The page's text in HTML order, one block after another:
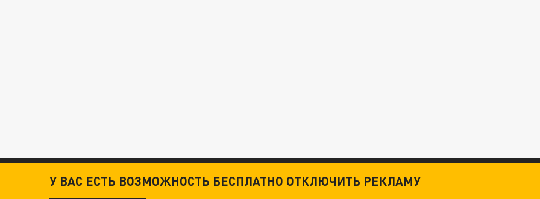
У ВАС ЕСТЬ ВОЗМОЖНОСТЬ БЕСПЛАТНО ОТКЛЮЧИТЬ РЕКЛАМУ